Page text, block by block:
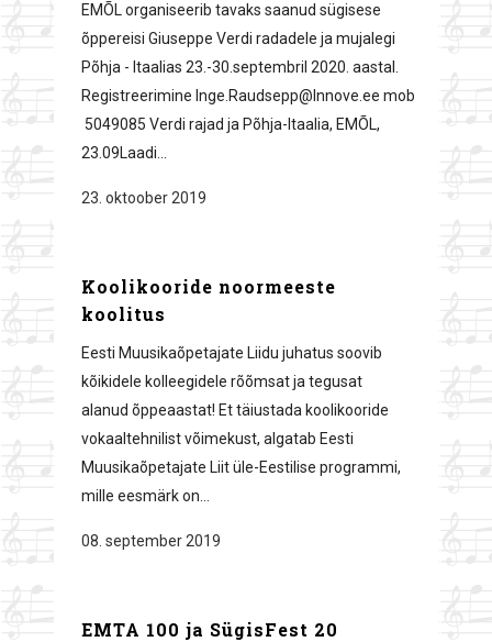
EMÕL organiseerib tavaks saanud sügisese
õppereisi Giuseppe Verdi radadele ja mujalegi
Põhja - Itaalias 23.-30.septembril 2020. aastal.
Registreerimine Inge.Raudsepp@Innove.ee mob
5049085 Verdi rajad ja Põhja-Itaalia, EMÕL,
23.09Laadi...
23. oktoober 2019
Koolikooride noormeeste
koolitus
Eesti Muusikaõpetajate Liidu juhatus soovib
kõikidele kolleegidele rõõmsat ja tegusat
alanud õppeaastat! Et täiustada koolikooride
vokaaltehnilist võimekust, algatab Eesti
Muusikaõpetajate Liit üle-Eestilise programmi,
mille eesmärk on...
08. september 2019
EMTA 100 ja SügisFest 20